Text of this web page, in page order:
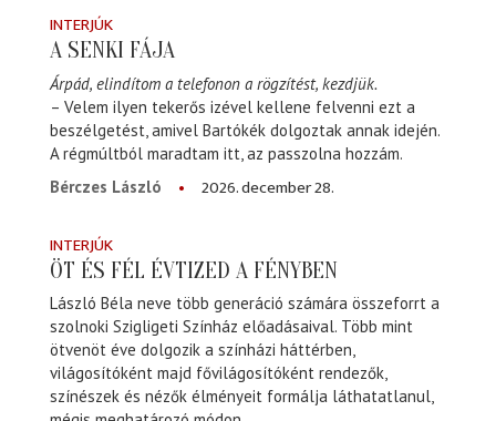
INTERJÚK
A SENKI FÁJA
Árpád, elindítom a telefonon a rögzítést, kezdjük.
– Velem ilyen tekerős izével kellene felvenni ezt a
beszélgetést, amivel Bartókék dolgoztak annak idején.
A régmúltból maradtam itt, az passzolna hozzám.
Bérczes László
2026. december 28.
INTERJÚK
ÖT ÉS FÉL ÉVTIZED A FÉNYBEN
László Béla neve több generáció számára összeforrt a
szolnoki Szigligeti Színház előadásaival. Több mint
ötvenöt éve dolgozik a színházi háttérben,
világosítóként majd fővilágosítóként rendezők,
színészek és nézők élményeit formálja láthatatlanul,